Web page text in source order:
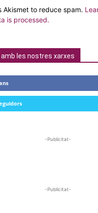
Akismet to reduce spam.
is processed.
les nostres xarxes
-Publicitat-
-Publicitat-